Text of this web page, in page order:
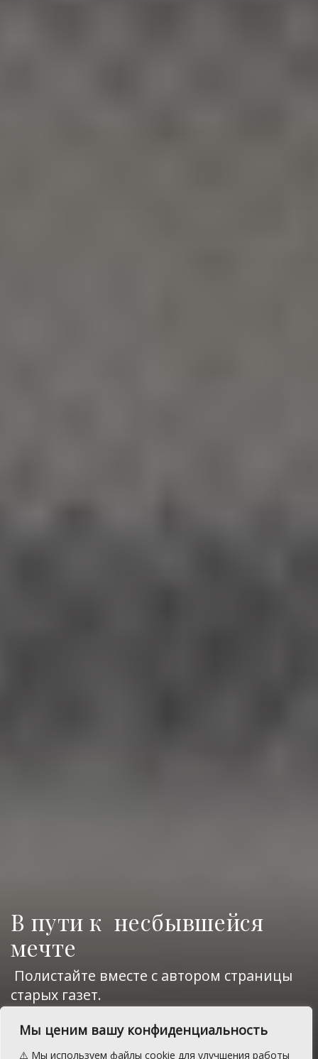
Мы ценим вашу конфиденциальность
⚠️ Мы используем файлы cookie для улучшения работы
В пути к несбывшейся
мечте
Полистайте вместе с автором страницы
старых газет.
Суббота, 12 апреля 2025 г. Время на чтение: 5 мин.